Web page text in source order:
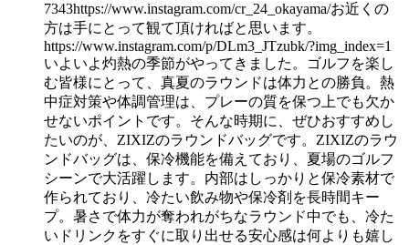
7343https://www.instagram.com/cr_24_okayama/お近くの
方は手にとって観て頂ければと思います。
https://www.instagram.com/p/DLm3_JTzubk/?img_index=1
いよいよ灼熱の季節がやってきました。ゴルフを楽し
む皆様にとって、真夏のラウンドは体力との勝負。熱
中症対策や体調管理は、プレーの質を保つ上でも欠か
せないポイントです。そんな時期に、ぜひおすすめし
たいのが、ZIXIZのラウンドバッグです。ZIXIZのラウ
ンドバッグは、保冷機能を備えており、夏場のゴルフ
シーンで大活躍します。内部はしっかりと保冷素材で
作られており、冷たい飲み物や保冷剤を長時間キー
プ。暑さで体力が奪われがちなラウンド中でも、冷た
いドリンクをすぐに取り出せる安心感は何よりも嬉し